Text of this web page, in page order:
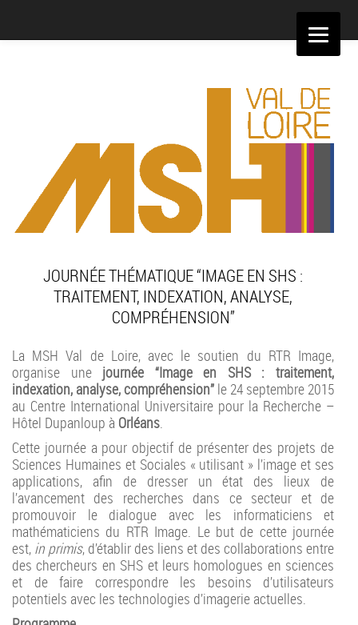
Aller
JOURNÉE THÉMATIQUE “IMAGE EN SHS :
TRAITEMENT, INDEXATION, ANALYSE,
COMPRÉHENSION”
La MSH Val de Loire, avec le soutien du RTR Image,
organise unejournée “Image en SHS : traitement,
indexation, analyse, compréhension” le 24 septembre 2015
au Centre International Universitaire pour la Recherche –
Hôtel Dupanloup à Orléans
Cette journée a pour objectif de présenter des projets de
Sciences Humaines et Sociales « utilisant » l’image et ses
applications, afin de dresser un état des lieux de
l’avancement des recherches dans ce secteur et de
promouvoir le dialogue avec les informaticiens et
mathématiciens du RTR Image. Le but de cette journée
est, in primis, d’établir des liens et des collaborations entre
des chercheurs en SHS et leurs homologues en sciences
et de faire correspondre les besoins d’utilisateurs
potentiels avec les technologies d’imagerie actuelles.